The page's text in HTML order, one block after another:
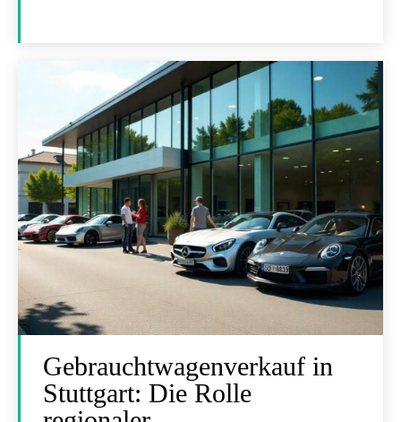
Gebrauchtwagenverkauf in
Stuttgart: Die Rolle